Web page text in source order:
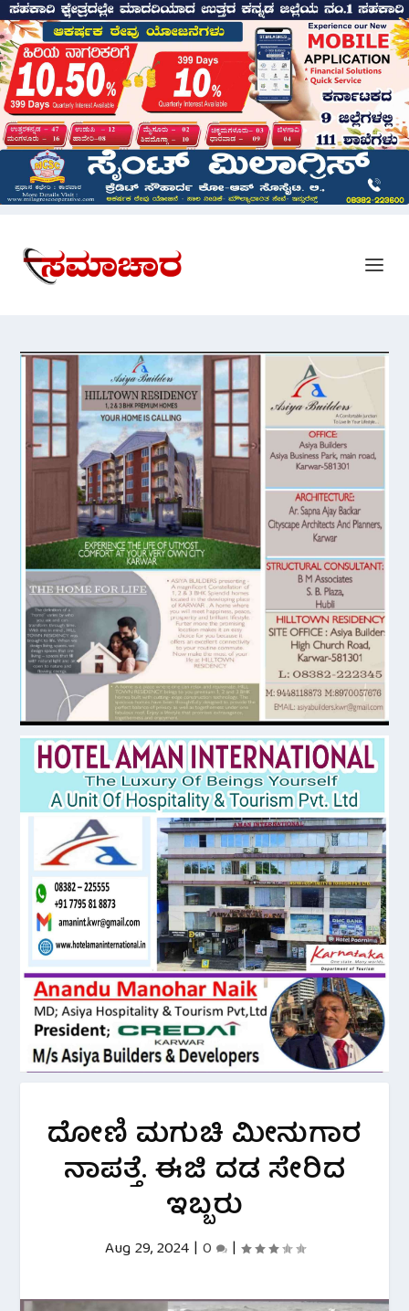
ದೋಣಿ ಮಗುಚಿ ಮೀನುಗಾರ
ನಾಪತ್ತೆ. ಈಜಿ ದಡ ಸೇರಿದ
ಇಬ್ಬರು
Aug 29, 2024| 0 |